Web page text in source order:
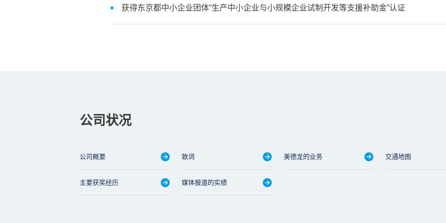
获得东京都中小企业团体”生产中小企业与小规模企业试制开发等支援补助金”认证
公司状况
公司概要 致词 美德龙的业务 交通地图
主要获奖经历 媒体报道的实绩